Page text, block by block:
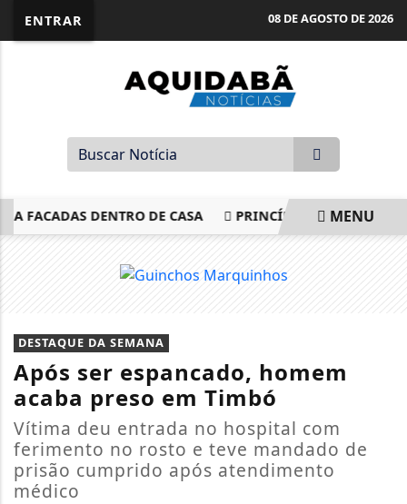
ENTRAR 08 DE AGOSTO DE 2026
FACADAS DENTRO DE CASA PRINCÍPIO DE INCÊNDIO
MENU
DESTAQUE DA SEMANA
Após ser espancado, homem
acaba preso em Timbó
Vítima deu entrada no hospital com
ferimento no rosto e teve mandado de
prisão cumprido após atendimento
médico